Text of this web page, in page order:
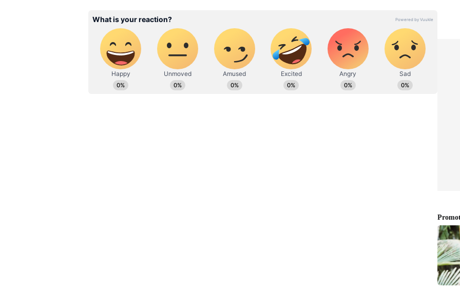
யூனிட்கள் இலவசமாக வழங்கப்படும். 500 யூனிட்களுக்கு மேல்
பயன்படுத்துபவர்களுக்கு 100 யூனிட் இலவச மின்சாரம் வழங்கப்படும் என
தெரிவிக்கப்பட்டுள்ளது. இந்தத் திட்டத்தைச் செயல்படுத்த, அரசுக்கு ஆண்டுக்குக்
கூடுதலாக 1,730 கோடி ரூபாய் மானியச் செலவு ஏற்படும். தொடக்கத்தில், இந்தச்
செலவு சட்டமன்ற ஒப்புதல் பெறும் வரை, அரசின் அவசர கால நிதியிலிருந்து